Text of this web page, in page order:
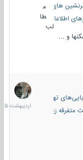
های دریایی
اطلاعاتی و جاسوسی
طا
لب
و ...
تهاجمی
زیرسطحی
31
1405